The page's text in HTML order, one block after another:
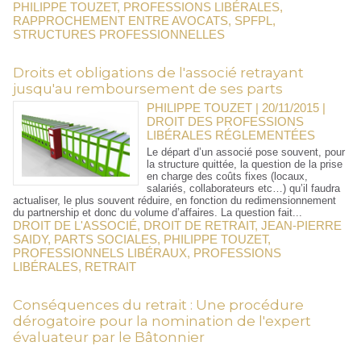
PHILIPPE TOUZET, PROFESSIONS LIBÉRALES,
RAPPROCHEMENT ENTRE AVOCATS, SPFPL ,
STRUCTURES PROFESSIONNELLES
Droits et obligations de l'associé retrayant
jusqu'au remboursement de ses parts
PHILIPPE TOUZET | 20/11/2015 |
DROIT DES PROFESSIONS
LIBÉRALES RÉGLEMENTÉES
Le départ d’un associé pose souvent, pour
la structure quittée, la question de la prise
en charge des coûts fixes (locaux,
salariés, collaborateurs etc…) qu’il faudra
actualiser, le plus souvent réduire, en fonction du redimensionnement
du partnership et donc du volume d’affaires. La question fait...
DROIT DE L'ASSOCIÉ, DROIT DE RETRAIT, JEAN-PIERRE
SAIDY, PARTS SOCIALES, PHILIPPE TOUZET,
PROFESSIONNELS LIBÉRAUX, PROFESSIONS
LIBÉRALES, RETRAIT
Conséquences du retrait : Une procédure
dérogatoire pour la nomination de l'expert
évaluateur par le Bâtonnier